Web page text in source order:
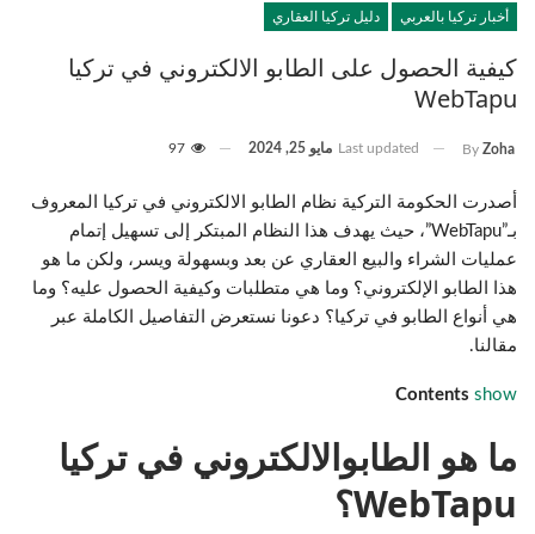
أخبار تركيا بالعربي دليل تركيا العقاري
كيفية الحصول على الطابو الالكتروني في تركيا
WebTapu
By Zoha
Last updated مايو 25, 2024
أصدرت الحكومة التركية نظام الطابو الالكتروني في تركيا المعروف
بـ”WebTapu”، حيث يهدف هذا النظام المبتكر إلى تسهيل إتمام
عمليات الشراء والبيع العقاري عن بعد وبسهولة ويسر، ولكن ما هو
هذا الطابو الإلكتروني؟ وما هي متطلبات وكيفية الحصول عليه؟ وما
هي أنواع الطابو في تركيا؟ دعونا نستعرض التفاصيل الكاملة عبر
مقالنا.
Contents show
ما هو الطابوالالكتروني في تركيا
WebTapu؟